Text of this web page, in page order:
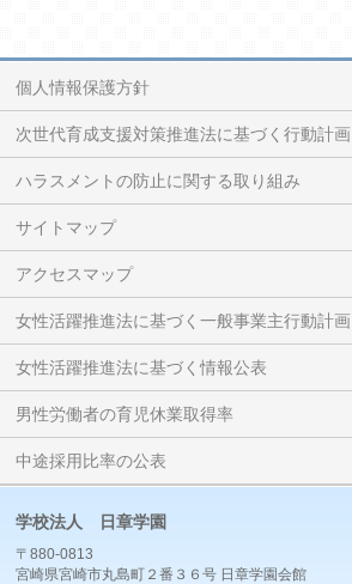
個人情報保護方針
次世代育成支援対策推進法に基づく行動計画
ハラスメントの防止に関する取り組み
サイトマップ
アクセスマップ
女性活躍推進法に基づく一般事業主行動計画
女性活躍推進法に基づく情報公表
男性労働者の育児休業取得率
中途採用比率の公表
学校法人 日章学園
〒880-0813
宮崎県宮崎市丸島町２番３６号 日章学園会館